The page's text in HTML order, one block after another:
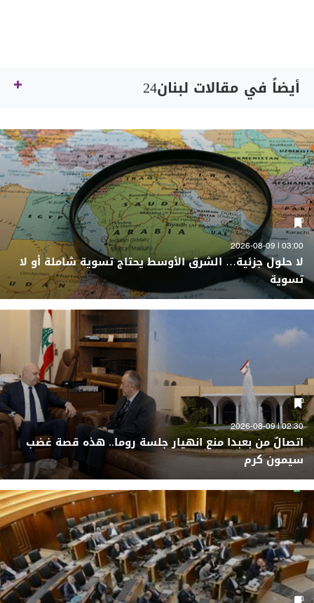
أيضاً في مقالات لبنان24
03:00 | 2026-08-09
لا حلول جزئية… الشرق الأوسط يحتاج تسوية شاملة أو لا
تسوية
02:30 | 2026-08-09
اتصالٌ من بعبدا منع انهيار جلسة روما.. هذه قصة غضب
سيمون كرم